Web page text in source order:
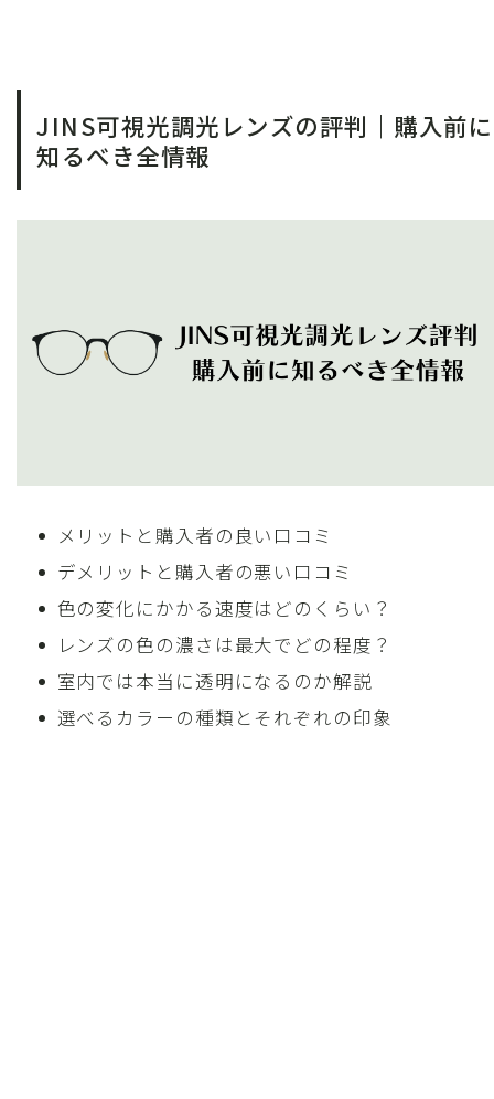
JINS可視光調光レンズの評判｜購入前に
知るべき全情報
メリットと購入者の良い口コミ
デメリットと購入者の悪い口コミ
色の変化にかかる速度はどのくらい？
レンズの色の濃さは最大でどの程度？
室内では本当に透明になるのか解説
選べるカラーの種類とそれぞれの印象